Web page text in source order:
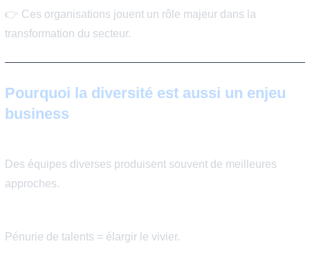
féminisation des postes tech
équité salariale
inclusion sociale
Associations et